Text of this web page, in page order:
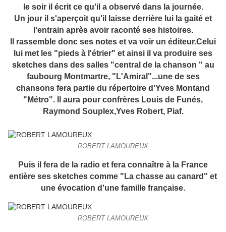
le soir il écrit ce qu'il a observé dans la journée.
Un jour il s'aperçoit qu'il laisse derrière lui la gaité et
l'entrain après avoir raconté ses histoires.
Il rassemble donc ses notes et va voir un éditeur.Celui
lui met les "pieds à l'étrier" et ainsi il va produire ses
sketches dans des salles "central de la chanson " au
faubourg Montmartre, "L'Amiral"...une de ses
chansons fera partie du répertoire d'Yves Montand
"Métro". Il aura pour confrères Louis de Funés,
Raymond Souplex,Yves Robert, Piaf.
ROBERT LAMOUREUX
Puis il fera de la radio et fera connaître à la France
entière ses sketches comme "La chasse au canard" et
une évocation d'une famille française.
ROBERT LAMOUREUX